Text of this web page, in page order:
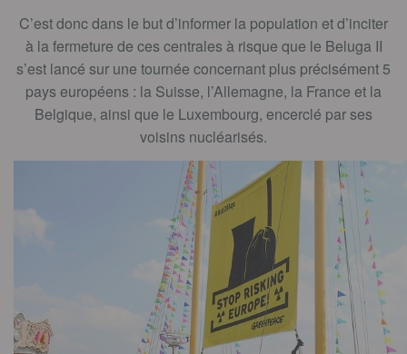
C’est donc dans le but d’informer la population et d’inciter
à la fermeture de ces centrales à risque que le Beluga II
s’est lancé sur une tournée concernant plus précisément 5
pays européens : la Suisse, l’Allemagne, la France et la
Belgique, ainsi que le Luxembourg, encerclé par ses
voisins nucléarisés.